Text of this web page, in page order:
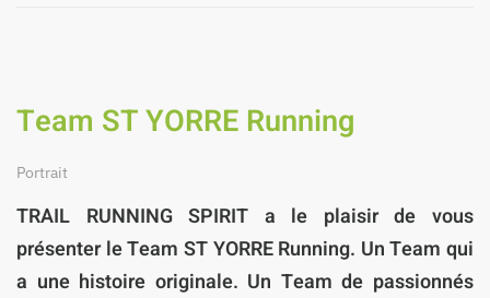
Team ST YORRE Running
Portrait
TRAIL RUNNING SPIRIT a le plaisir de vous
présenterle Team ST YORRE Running. Un Team qui
a une histoire originale. Un Team de passionnés